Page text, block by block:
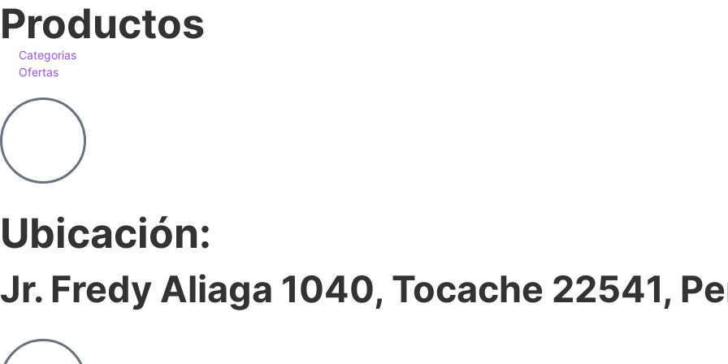
Productos
Categorias
Ofertas
Ubicación:
Jr. Fredy Aliaga 1040, Tocache 22541,